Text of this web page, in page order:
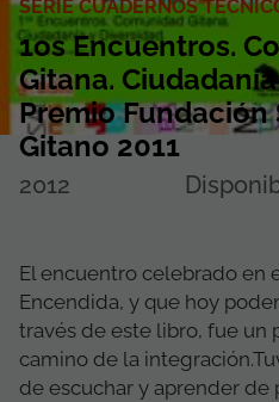
SERIE CUADERNOS
1os Encuentros.
Gitana.
Premio Fundación
Gitano 2011
2012
El encuentro celebrado en
Encendida, y que hoy
través de este libro, fue un
camino de la
de escuchar y aprender de